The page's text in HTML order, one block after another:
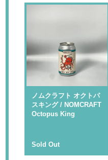
ノムクラフト オクトパ
スキング / NOMCRAFT
Octopus King
Sold Out